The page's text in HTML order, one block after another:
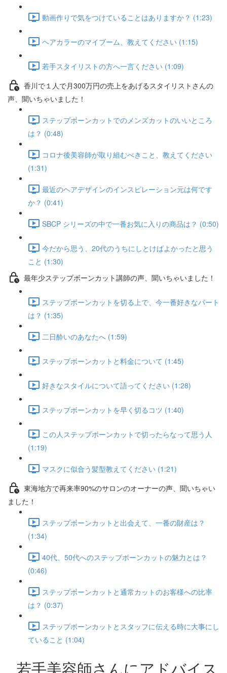
動画作りで気をつけていることはありますか？ (1:23)
ヘアカラーのマイブーム、教えてください (1:15)
若手スタイリストの方へ一言ください (1:09)
香川で１人で月300万円の売上をあげるスタイリストさんの
声、聞いちゃいました！
ステップボーンカットでのメンズカットのいいところ
は？ (0:48)
コロナ後美容師が取り組むべきこと、教えてください
(1:31)
最近のヘアデザインのインスピレーション元は何です
か？ (0:41)
SBCP シリーズの中で一番お気に入りの商品は？ (0:50)
今だから思う、20代のうちにしとけばよかったと思う
こと (1:30)
最年少ステップボーンカット講師の声、聞いちゃいました！
ステップボーンカットを切る上で、今一番好きなパート
は？ (1:35)
二日酔いのあなたへ (1:59)
ステップボーンカットと料金について (1:45)
好きなスタイルについて語ってください (1:28)
ステップボーンカットを早く切るコツ (1:40)
この人ステップボーンカットで切ったらなって思う人
(1:19)
マスクに似合う髪型教えてください (1:21)
東海地方で再来率90%のサロンのオーナーの声、聞いちゃい
ました！
ステップボーンカットと出会えて、一番の財産は？
(1:34)
40代、50代へのステップボーンカットの魅力とは？
(0:46)
ステップボーンカットと通常カットのお客様への比率
は？ (0:37)
ステップボーンカットとスタッフに伝える時に大事にし
ていること (1:04)
若手美容師さんにアドバイス